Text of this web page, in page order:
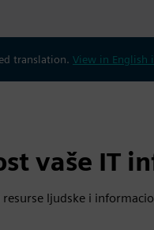
translation. View in English
vaše IT
ljudske i